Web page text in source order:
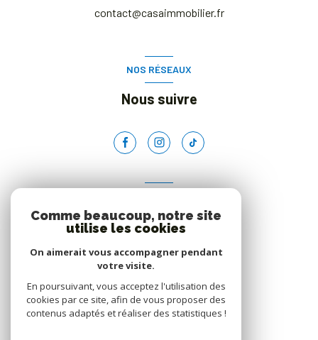
contact@casaimmobilier.fr
NOS RÉSEAUX
Nous suivre
Nous adhérons
Comme beaucoup, notre site
utilise les cookies
On aimerait vous accompagner pendant
votre visite.
En poursuivant, vous acceptez l'utilisation des
cookies par ce site, afin de vous proposer des
contenus adaptés et réaliser des statistiques !